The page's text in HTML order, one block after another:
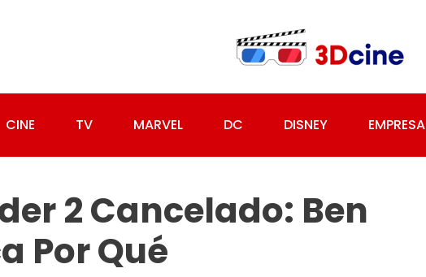
CINE TV MARVEL DC DISNEY EMPRESA
2 Cancelado: Ben
Por Qué